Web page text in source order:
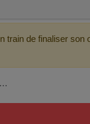
de finaliser